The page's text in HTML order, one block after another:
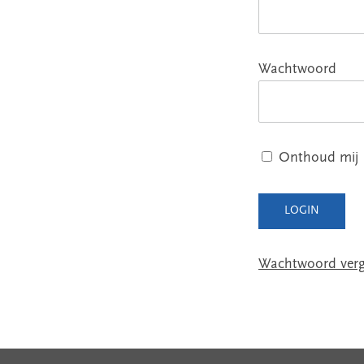
Wachtwoord
Onthoud mij
Wachtwoord